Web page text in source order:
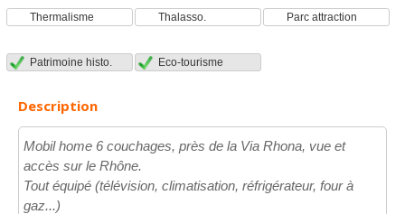
Thermalisme Thalasso. Parc attraction
Patrimoine histo. Eco-tourisme
Description
Mobil home 6 couchages, près de la Via Rhona, vue et
accès sur le Rhône.
Tout équipé (télévision, climatisation, réfrigérateur, four à
gaz...)